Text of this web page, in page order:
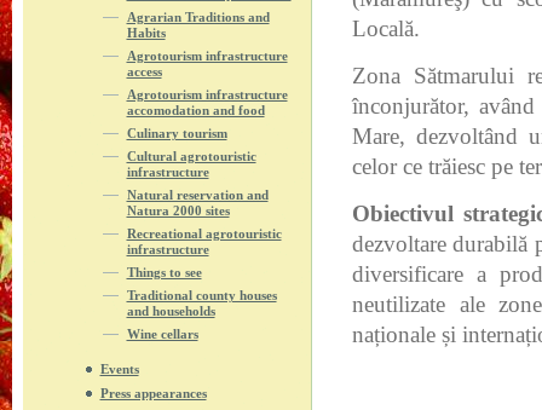
Agrarian Traditions and
Habits
Agrotourism infrastructure
access
Agrotourism infrastructure
accomodation and food
Culinary tourism
Cultural agrotouristic
infrastructure
Natural reservation and
Natura 2000 sites
Recreational agrotouristic
infrastructure
Things to see
Traditional county houses
and households
Wine cellars
Events
Press appearances
Locală.
Zona Sătmarului
înconjurător,
Mare, dezvoltând
celor ce trăiesc pe
Obiectivul
dezvoltare durabilă
diversificare a
neutilizate ale
naționale și